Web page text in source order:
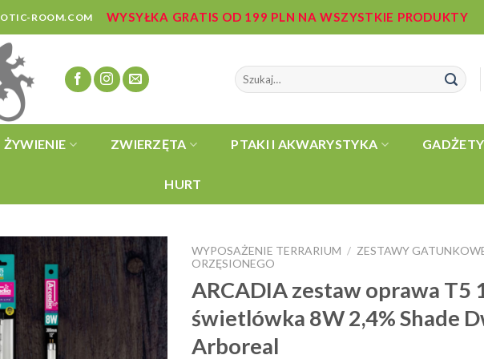
ROOM.COM WYSYŁKA GRATIS OD 199 PLN NA WSZYSTKIE PRODUKTY
Szukaj:
ŻYWIENIE ZWIERZĘTA PTAKI I AKWARYSTYKA GADŻETY
HURT
WYPOSAŻENIE TERRARIUM / ZESTAWY
ORZĘSIONEGO
ARCADIA zestaw oprawa T5
świetlówka 8W 2,4% Shade
Arboreal